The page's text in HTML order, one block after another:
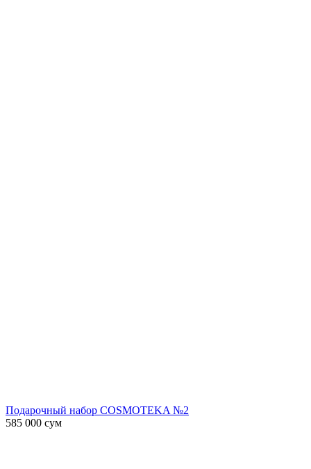
Подарочный набор COSMOTEKA №2
585 000 сум